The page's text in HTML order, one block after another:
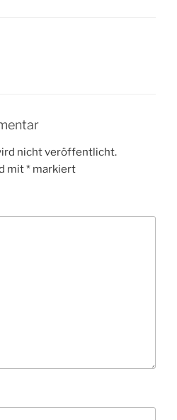
nicht veröffentlicht.
mit* markiert